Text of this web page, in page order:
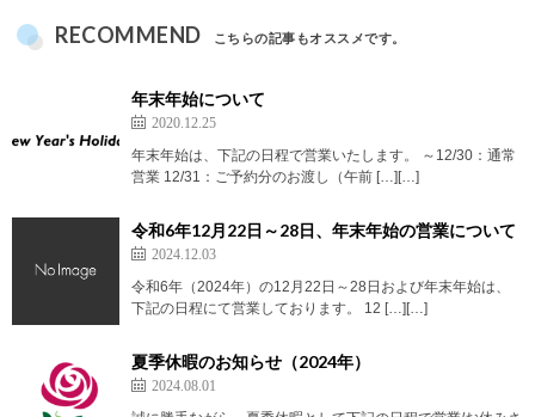
RECOMMEND こちらの記事もオススメです。
年末年始について
2020.12.25
年末年始は、下記の日程で営業いたします。 ～12/30：通常
営業 12/31：ご予約分のお渡し（午前 […][…]
令和6年12月22日～28日、年末年始の営業について
2024.12.03
令和6年（2024年）の12月22日～28日および年末年始は、
下記の日程にて営業しております。 12 […][…]
夏季休暇のお知らせ（2024年）
2024.08.01